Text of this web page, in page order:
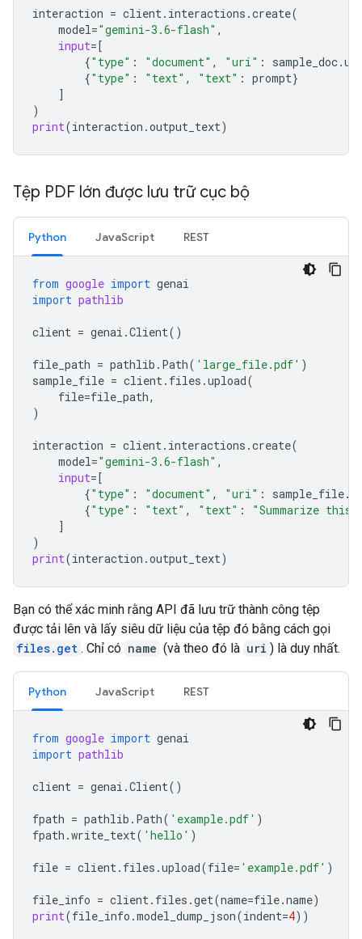
interaction = client. interactions .create(
model="gemini-3.6-flash" ,
input=[
{"type" : "document" , "uri" : sample_doc.
{"type" : "text" , "text" : prompt}
]
)
print(interaction .output_text)
Tệp PDF lớn được lưu trữ cục bộ
Python JavaScript REST
from google import genai
import pathlib
client = genai .Client()
file_path = pathlib . Path( 'large_file.pdf' )
sample_file = client. files .upload(
file=file_path,
)
interaction = client. interactions .create(
model="gemini-3.6-flash" ,
input=[
{"type" : "document" , "uri" : sample_file.
{"type" : "text" , "text" :
"Summarize this
]
)
print(interaction .output_text)
Bạn có thể xác minh rằng API đã lưu trữ thành công tệp
được tải lên và lấy siêu dữ liệu của tệp đó bằng cách gọi
files.get . Chỉ có name (và theo đó là uri ) là duy nhất.
Python JavaScript REST
from google import genai
import pathlib
client = genai .Client()
fpath = pathlib . Path( 'example.pdf' )
fpath .write_text( 'hello' )
file = client. files .upload(file= 'example.pdf' )
file_info = client. files .get(name=file.name)
print(file_info .model_dump_json(indent=4))